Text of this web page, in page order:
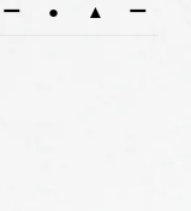
ー ● ▲ ー